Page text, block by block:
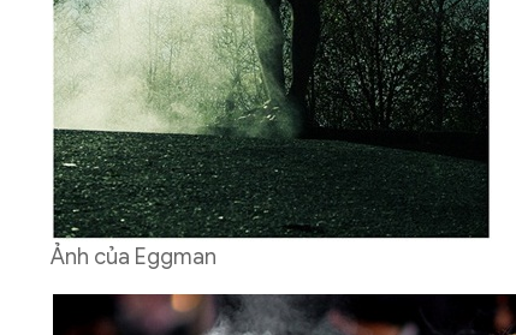
Ảnh của Eggman